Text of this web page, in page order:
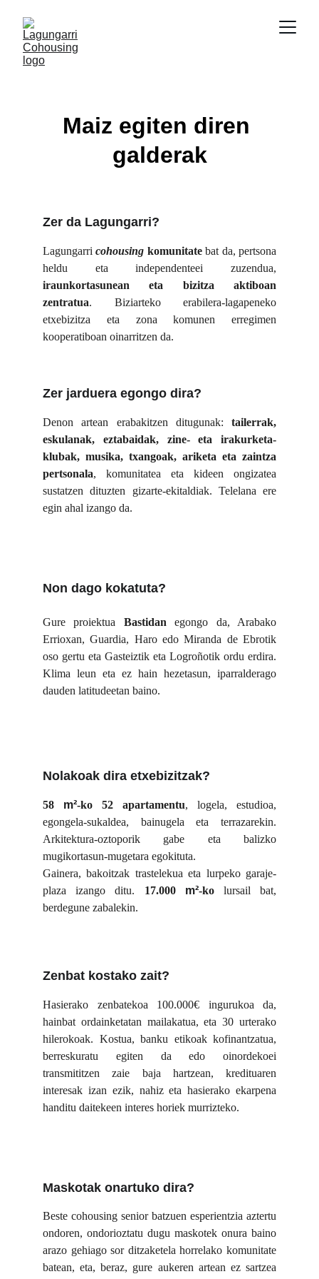
Maiz egiten diren
galderak
Zer da Lagungarri?
Lagungarricohousing komunitatebat da, pertsona
heldu eta independenteei zuzendua,
iraunkortasunean eta bizitza aktiboan
zentratua. Biziarteko erabilera-lagapeneko
etxebizitza eta zona komunen erregimen
kooperatiboan oinarritzen da.
Nolakoak dira etxebizitzak?
58 m²-ko 52 apartamentu, logela, estudioa,
egongela-sukaldea, bainugela eta terrazarekin.
Arkitektura-oztoporik gabe eta balizko
mugikortasun-mugetara egokituta.
Gainera, bakoitzak trastelekua eta lurpeko garaje-
plaza izango ditu. 17.000 m²-kolursail bat,
berdegune zabalekin.
Zer jarduera egongo dira?
Denon artean erabakitzen ditugunak: tailerrak,
eskulanak, eztabaidak, zine- eta irakurketa-
klubak, musika, txangoak, ariketa eta zaintza
pertsonala, komunitatea eta kideen ongizatea
sustatzen dituzten gizarte-ekitaldiak. Telelana ere
egin ahal izango da.
Zenbat kostako zait?
Hasierako zenbatekoa 100.000€ ingurukoa da,
hainbat ordainketatan mailakatua, eta 30 urterako
hilerokoak. Kostua, banku etikoak kofinantzatua,
berreskuratu egiten da edo oinordekoei
transmititzen zaie baja hartzean, kredituaren
interesak izan ezik, nahiz eta hasierako ekarpena
handitu daitekeen interes horiek murrizteko.
Non dago kokatuta?
Gure proiektua Bastidanegongo da, Arabako
Errioxan, Guardia, Haro edo Miranda de Ebrotik
oso gertu eta Gasteiztik eta Logroñotik ordu erdira.
Klima leun eta ez hain hezetasun, iparralderago
dauden latitudeetan baino.
Maskotak onartuko dira?
Beste cohousing senior batzuen esperientzia aztertu
ondoren, ondorioztatu dugu maskotek onura baino
arazo gehiago sor ditzaketela horrelako komunitate
batean, eta, beraz, gure aukeren artean ez sartzea